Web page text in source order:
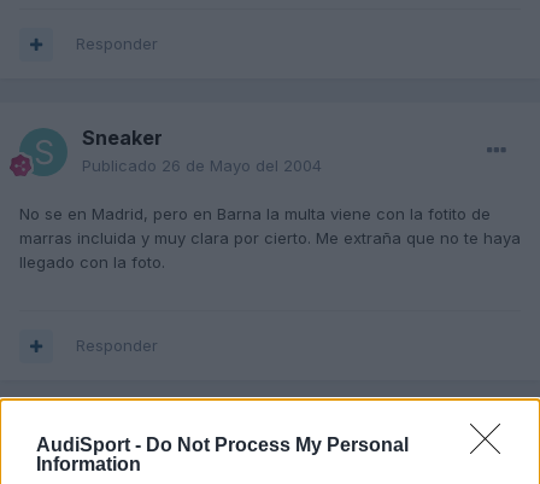
AudiSport - Do Not Process My Personal
Information
Responder
Sneaker
Publicado 26 de Mayo del 2004
No se en Madrid, pero en Barna la multa viene con la fotito de
marras incluida y muy clara por cierto. Me extraña que no te haya
llegado con la foto.
Responder
Sr. de los anillos
Publicado